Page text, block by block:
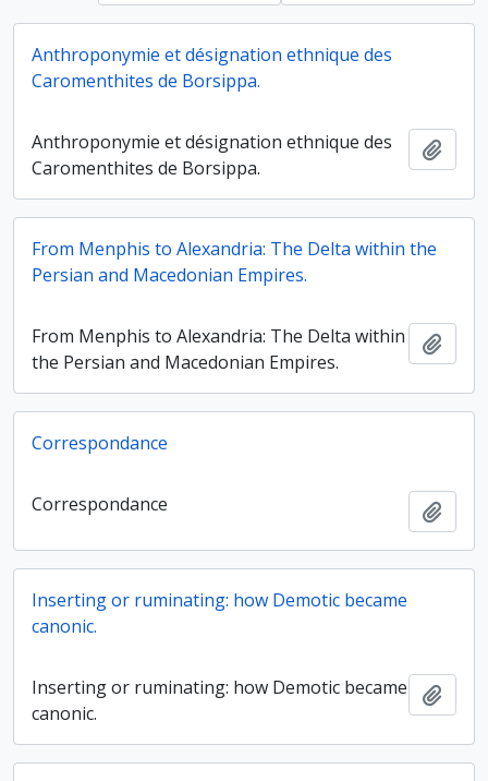
Anthroponymie et désignation ethnique des
Caromenthites de Borsippa.
Anthroponymie et désignation ethnique des
Caromenthites de Borsippa.
From Menphis to Alexandria: The Delta within the
Persian and Macedonian Empires.
From Menphis to Alexandria: The Delta within
the Persian and Macedonian Empires.
Correspondance
Correspondance
Inserting or ruminating: how Demotic became
canonic.
Inserting or ruminating: how Demotic became
canonic.